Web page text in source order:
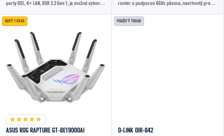
porty DSL, 4× LAN, USB 3.2 Gen 1, je možné vytvoriť
router s podporou 6GHz pásma, navrhnutý pre
NOVÝ TOVAR
ASUS ROG RAPTURE GT-BE19000AI
POUŽITÝ TOVAR
D-LINK DIR-842